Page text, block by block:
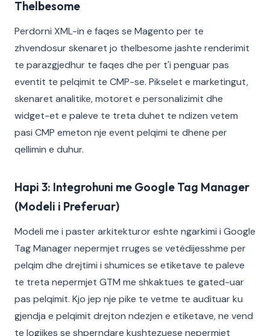
Thelbesome
Perdorni XML-in e faqes se Magento per te
zhvendosur skenaret jo thelbesome jashte renderimit
te parazgjedhur te faqes dhe per t'i penguar pas
eventit te pelqimit te CMP-se. Pikselet e marketingut,
skenaret analitike, motoret e personalizimit dhe
widget-et e paleve te treta duhet te ndizen vetem
pasi CMP emeton nje event pelqimi te dhene per
qellimin e duhur.
Hapi 3: Integrohuni me Google Tag Manager
(Modeli i Preferuar)
Modeli me i paster arkitekturor eshte ngarkimi i Google
Tag Manager nepermjet rruges se vetëdijesshme per
pelqim dhe drejtimi i shumices se etiketave te paleve
te treta nepermjet GTM me shkaktues te gated-uar
pas pelqimit. Kjo jep nje pike te vetme te audituar ku
gjendja e pelqimit drejton ndezjen e etiketave, ne vend
te logjikes se shperndare kushtezuese nepermjet